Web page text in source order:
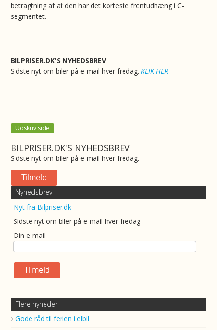
betragtning af at den har det korteste frontudhæng i C-
segmentet.
BILPRISER.DK'S NYHEDSBREV
Sidste nyt om biler på e-mail hver fredag.KLIK HER
Udskriv side
BILPRISER.DK'S NYHEDSBREV
Sidste nyt om biler på e-mail hver fredag.
Nyhedsbrev
Nyt fra Bilpriser.dk
Sidste nyt om biler på e-mail hver fredag
Din e-mail
Flere nyheder
Gode råd til ferien i elbil